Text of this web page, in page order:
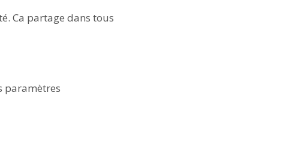
Ca partage dans tous
paramètres